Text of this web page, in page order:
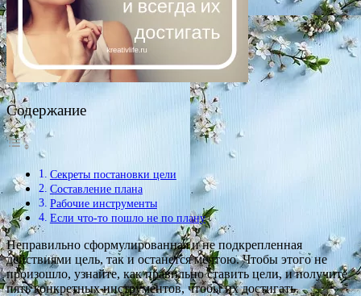
Содержание
Секреты постановки цели
Составление плана
Рабочие инструменты
Если что-то пошло не по плану
Неправильно сформулированная и не подкрепленная
действиями цель, так и останется мечтою. Чтобы этого не
произошло, узнайте, как правильно ставить цели, и получите
пять конкретных инструментов, чтобы их достигать.